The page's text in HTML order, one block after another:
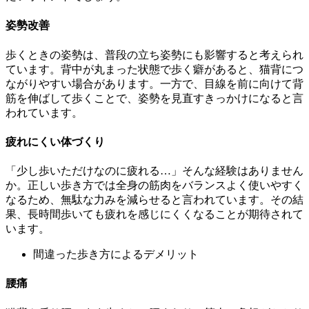
姿勢改善
歩くときの姿勢は、普段の立ち姿勢にも影響すると考えられ
ています。背中が丸まった状態で歩く癖があると、猫背につ
ながりやすい場合があります。一方で、目線を前に向けて背
筋を伸ばして歩くことで、姿勢を見直すきっかけになると言
われています。
疲れにくい体づくり
「少し歩いただけなのに疲れる…」そんな経験はありません
か。正しい歩き方では全身の筋肉をバランスよく使いやすく
なるため、無駄な力みを減らせると言われています。その結
果、長時間歩いても疲れを感じにくくなることが期待されて
います。
間違った歩き方によるデメリット
腰痛